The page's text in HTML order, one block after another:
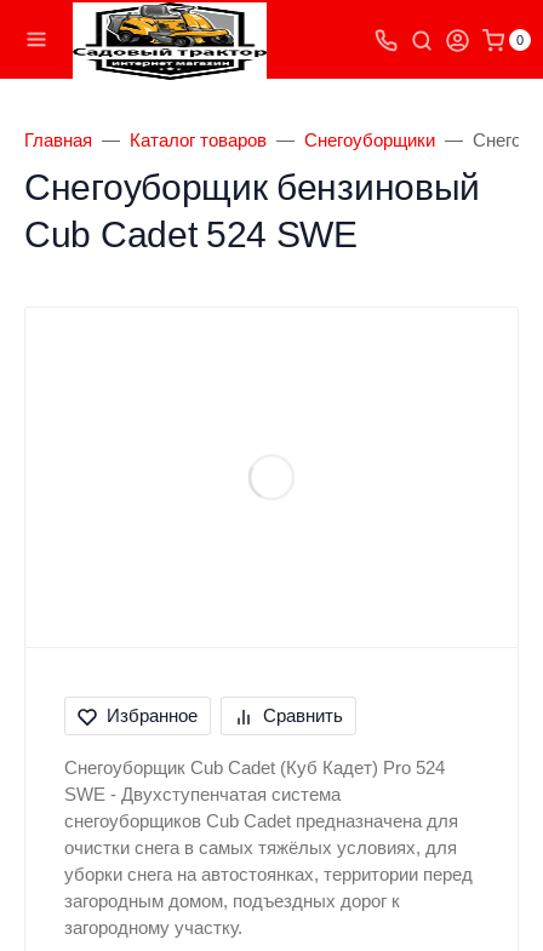
0
Главная Каталог товаров Снегоуборщики
Снегоуборщик бензиновый
Cub Cadet 524 SWE
Избранное Сравнить
Снегоуборщик Cub Cadet (Куб Кадет) Pro 524
SWE - Двухступенчатая система
снегоуборщиков Cub Cadet предназначена для
очистки снега в самых тяжёлых условиях, для
уборки снега на автостоянках, территории перед
загородным домом, подъездных дорог к
загородному участку.